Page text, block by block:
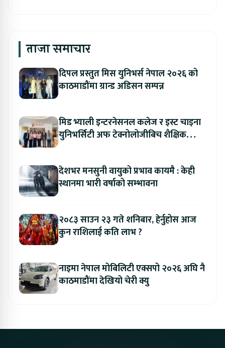
ताजा समाचार
दिपल प्रस्तुत मिस युनिभर्स नेपाल २०२६ को
काठमाडौंमा ग्रान्ड अडिसन सम्पन्न
मिड भ्याली इन्टरनेसनल कलेज र इस्ट चाइना
युनिभर्सिटी अफ टेक्नोलोजीबिच शैक्षिक
देशभर मनसुनी वायुको प्रभाव कायमै : केही
स्थानमा भारी वर्षाको सम्भावना
२०८३ साउन २३ गते शनिबार, हेर्नुहोस आज
कुन राशिलाई कति लाभ ?
नाइमा नेपाल मोबिलिटी एक्सपो २०२६ अघि नै
काठमाडौंमा देखियो चेरी क्यु